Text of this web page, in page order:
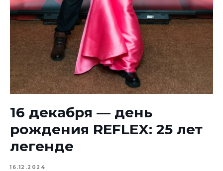
16 декабря — день
рождения REFLEX: 25 лет
легенде
16.12.2024